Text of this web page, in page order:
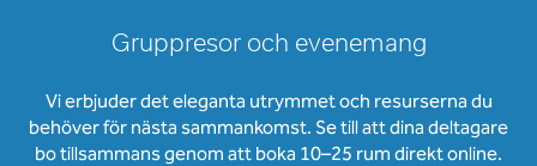
Gruppresor och evenemang
Vi erbjuder det eleganta utrymmet och resurserna du
behöver för nästa sammankomst. Se till att dina deltagare
bo tillsammans genom att boka 10–25 rum direkt online.